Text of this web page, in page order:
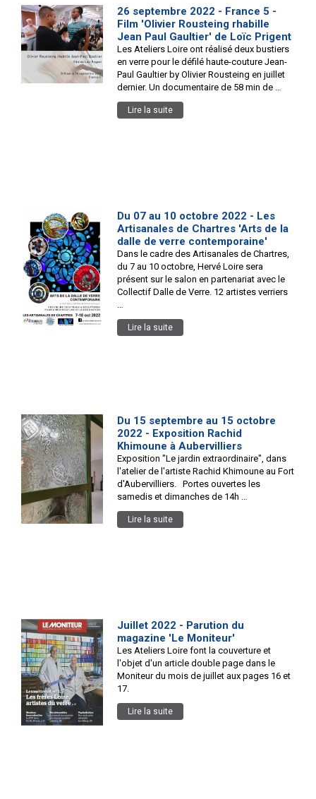
26 septembre 2022 - France 5 -
Film 'Olivier Rousteing rhabille
Jean Paul Gaultier' de Loïc Prigent
Les Ateliers Loire ont réalisé deux bustiers
en verre pour le défilé haute-couture Jean-
Paul Gaultier by Olivier Rousteing en juillet
dernier. Un documentaire de 58 min de …
Lire la suite
Du 07 au 10 octobre 2022 - Les
Artisanales de Chartres 'Arts de la
dalle de verre contemporaine'
Dans le cadre des Artisanales de Chartres,
du 7 au 10 octobre, Hervé Loire sera
présent sur le salon en partenariat avec le
Collectif Dalle de Verre. 12 artistes verriers
…
Lire la suite
Du 15 septembre au 15 octobre
2022 - Exposition Rachid
Khimoune à Aubervilliers
Exposition "Le jardin extraordinaire", dans
l'atelier de l'artiste Rachid Khimoune au Fort
d'Aubervilliers. Portes ouvertes les
samedis et dimanches de 14h …
Lire la suite
Juillet 2022 - Parution du
magazine 'Le Moniteur'
Les Ateliers Loire font la couverture et
l'objet d'un article double page dans le
Moniteur du mois de juillet aux pages 16 et
17.
Lire la suite